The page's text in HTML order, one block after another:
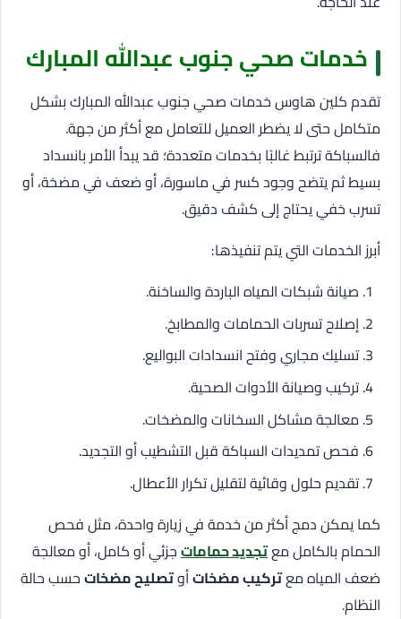
خدمات صحي جنوب عبدالله المبارك
تقدم كلين هاوس خدمات صحي جنوب عبدالله المبارك بشكل
متكامل حتى لا يضطر العميل للتعامل مع أكثر من جهة.
فالسباكة ترتبط غالبًا بخدمات متعددة؛ قد يبدأ الأمر بانسداد
بسيط ثم يتضح وجود كسر في ماسورة، أو ضعف في مضخة، أو
تسرب خفي يحتاج إلى كشف دقيق.
أبرز الخدمات التي يتم تنفيذها:
صيانة شبكات المياه الباردة والساخنة.
إصلاح تسربات الحمامات والمطابخ.
تسليك مجاري وفتح انسدادات البواليع.
تركيب وصيانة الأدوات الصحية.
معالجة مشاكل السخانات والمضخات.
فحص تمديدات السباكة قبل التشطيب أو التجديد.
تقديم حلول وقائية لتقليل تكرار الأعطال.
كما يمكن دمج أكثر من خدمة في زيارة واحدة، مثل فحص
الحمام بالكامل معتجديد حماماتجزئي أو كامل، أو معالجة
ضعف المياه معتركيب مضخاتأوتصليح مضخاتحسب حالة
النظام.